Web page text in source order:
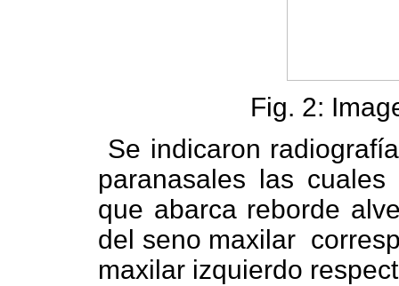
Fig. 2:
Se indicaron
paranasales las
que abarca reborde
del seno maxilar
maxilar izquierdo